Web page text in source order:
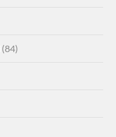
(84)